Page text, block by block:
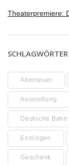
Theaterpremiere:
SCHLAGWÖRTER
Abenteuer
Ausstellung
Deutsche Bahn
Esslingen
Geschenk